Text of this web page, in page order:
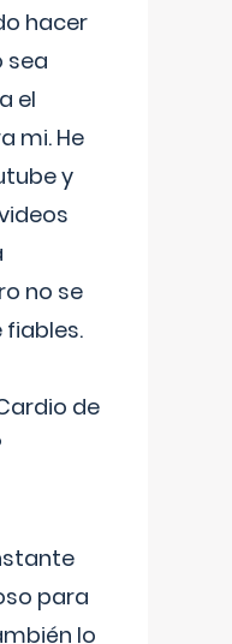
hacer
sea
el
mi. He
y
no se
fiables.
de
para
lo